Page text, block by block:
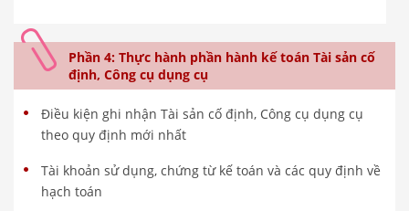
Phần 4: Thực hành phần hành kế toán Tài sản cố
định, Công cụ dụng cụ
Điều kiện ghi nhận Tài sản cố định, Công cụ dụng cụ
theo quy định mới nhất
Tài khoản sử dụng, chứng từ kế toán và các quy định về
hạch toán